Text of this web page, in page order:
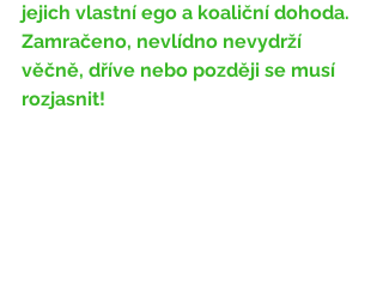
jejich vlastní ego a koaliční dohoda.
Zamračeno, nevlídno nevydrží
věčně, dříve nebo později se musí
rozjasnit!